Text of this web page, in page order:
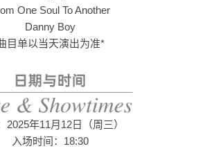
One Soul To Another
Danny Boy
目单以当天演出为准*
2025年11月12日（周三）
入场时间：18:30